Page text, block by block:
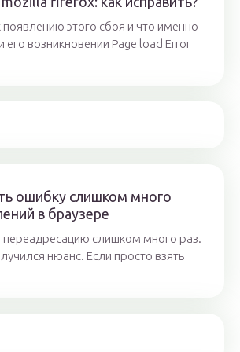
этого сбоя и что именно
его возникновении Page load Error
ошибку слишком много
в браузере
переадресацию слишком много раз.
нюанс. Если просто взять